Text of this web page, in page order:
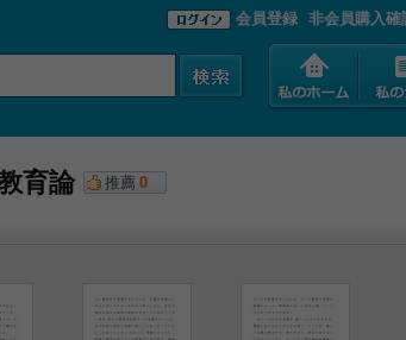
会員登録 非会員購入確
育論 推薦 0